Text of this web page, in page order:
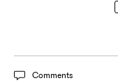
Comments